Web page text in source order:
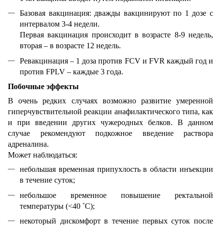
Базовая вакцинация: дважды вакцинируют по 1 дозе с
интервалом 3-4 недели.
Первая вакцинация происходит в возрасте 8-9 недель,
вторая – в возрасте 12 недель.
Ревакцинация – 1 доза против FCV и FVR каждый год и
против FPLV – каждые 3 года.
Побочные эффекты
В очень редких случаях возможно развитие умеренной
гиперчувствительной реакции анафилактического типа, как
и при введении других чужеродных белков. В данном
случае рекомендуют подкожное введение раствора
адреналина.
Может наблюдаться:
небольшая временная припухлость в области инъекции
в течение суток;
небольшое временное повышение ректальной
температуры (<40 ˚C);
некоторый дискомфорт в течение первых суток после